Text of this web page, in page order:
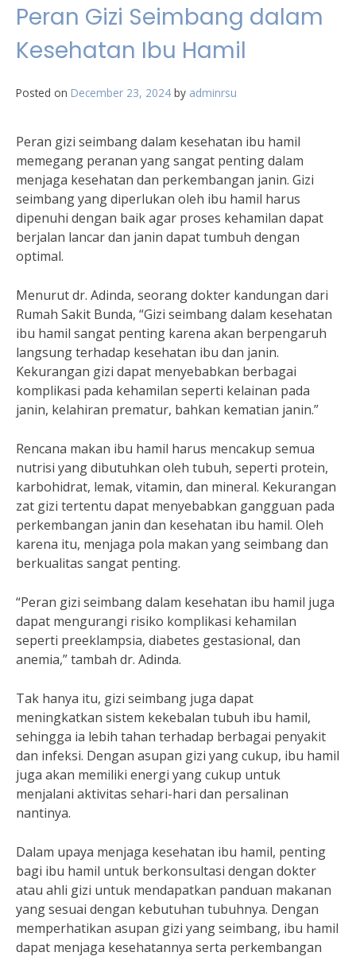
Peran Gizi Seimbang dalam
Kesehatan Ibu Hamil
Posted on December 23, 2024 by adminrsu
Peran gizi seimbang dalam kesehatan ibu hamil
memegang peranan yang sangat penting dalam
menjaga kesehatan dan perkembangan janin. Gizi
seimbang yang diperlukan oleh ibu hamil harus
dipenuhi dengan baik agar proses kehamilan dapat
berjalan lancar dan janin dapat tumbuh dengan
optimal.
Menurut dr. Adinda, seorang dokter kandungan dari
Rumah Sakit Bunda, “Gizi seimbang dalam kesehatan
ibu hamil sangat penting karena akan berpengaruh
langsung terhadap kesehatan ibu dan janin.
Kekurangan gizi dapat menyebabkan berbagai
komplikasi pada kehamilan seperti kelainan pada
janin, kelahiran prematur, bahkan kematian janin.”
Rencana makan ibu hamil harus mencakup semua
nutrisi yang dibutuhkan oleh tubuh, seperti protein,
karbohidrat, lemak, vitamin, dan mineral. Kekurangan
zat gizi tertentu dapat menyebabkan gangguan pada
perkembangan janin dan kesehatan ibu hamil. Oleh
karena itu, menjaga pola makan yang seimbang dan
berkualitas sangat penting.
“Peran gizi seimbang dalam kesehatan ibu hamil juga
dapat mengurangi risiko komplikasi kehamilan
seperti preeklampsia, diabetes gestasional, dan
anemia,” tambah dr. Adinda.
Tak hanya itu, gizi seimbang juga dapat
meningkatkan sistem kekebalan tubuh ibu hamil,
sehingga ia lebih tahan terhadap berbagai penyakit
dan infeksi. Dengan asupan gizi yang cukup, ibu hamil
juga akan memiliki energi yang cukup untuk
menjalani aktivitas sehari-hari dan persalinan
nantinya.
Dalam upaya menjaga kesehatan ibu hamil, penting
bagi ibu hamil untuk berkonsultasi dengan dokter
atau ahli gizi untuk mendapatkan panduan makanan
yang sesuai dengan kebutuhan tubuhnya. Dengan
memperhatikan asupan gizi yang seimbang, ibu hamil
dapat menjaga kesehatannya serta perkembangan